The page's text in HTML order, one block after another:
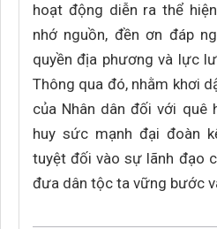
hoạt động diễn ra thể
nhớ nguồn, đền ơn đáp
quyền địa phương và lực
Thông qua đó, nhằm khơi
của Nhân dân đối với quê
huy sức mạnh đại đoàn
tuyệt đối vào sự lãnh đạo
đưa dân tộc ta vững bước